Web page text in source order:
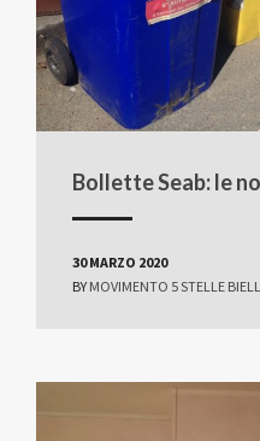
Bollette Seab: le
30 MARZO 2020
BY MOVIMENTO 5 STELLE